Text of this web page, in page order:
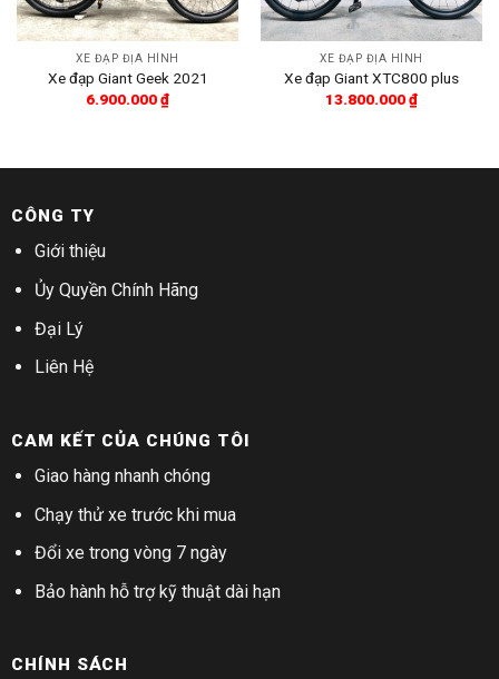
XE ĐẠP ĐỊA HÌNH
Xe đạp Giant Geek 2021
6.900.000₫
XE ĐẠP ĐỊA HÌNH
Xe đạp Giant XTC800 plus
13.800.000₫
CÔNG TY
Giới thiệu
Ủy Quyền Chính Hãng
Đại Lý
Liên Hệ
CAM KẾT CỦA CHÚNG TÔI
Giao hàng nhanh chóng
Chạy thử xe trước khi mua
Đổi xe trong vòng 7 ngày
Bảo hành hỗ trợ kỹ thuật dài hạn
CHÍNH SÁCH